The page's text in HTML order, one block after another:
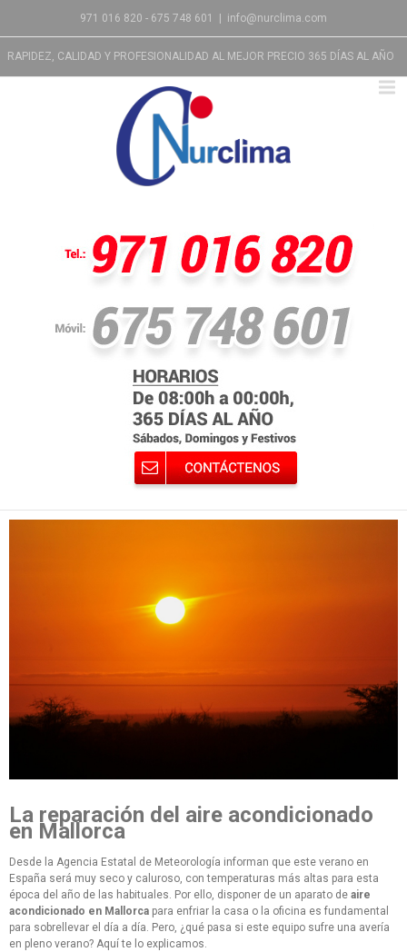
971 016 820 - 675 748 601 info@nurclima.com
RAPIDEZ, CALIDAD Y PROFESIONALIDAD AL MEJOR PRECIO 365 DÍAS AL AÑO
La reparación del aire acondicionado
en Mallorca
Desde la Agencia Estatal de Meteorología informan que este verano en
España será muy seco y caluroso, con temperaturas más altas para esta
época del año de las habituales. Por ello, disponer de un aparato de aire
acondicionado en Mallorca para enfriar la casa o la oficina es fundamental
para sobrellevar el día a día. Pero, ¿qué pasa si este equipo sufre una avería
en pleno verano? Aquí te lo explicamos.